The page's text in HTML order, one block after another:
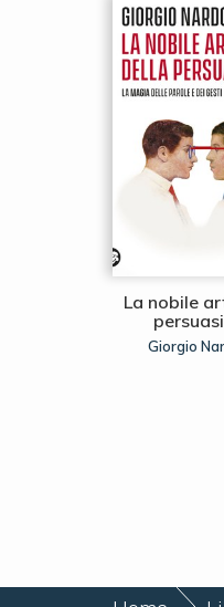
La nobile
Giorgio